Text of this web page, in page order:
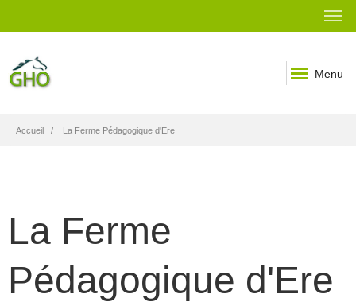
Menu
Fil
Accueil La Ferme Pédagogique d'Ere
La Ferme
Pédagogique d'Ere